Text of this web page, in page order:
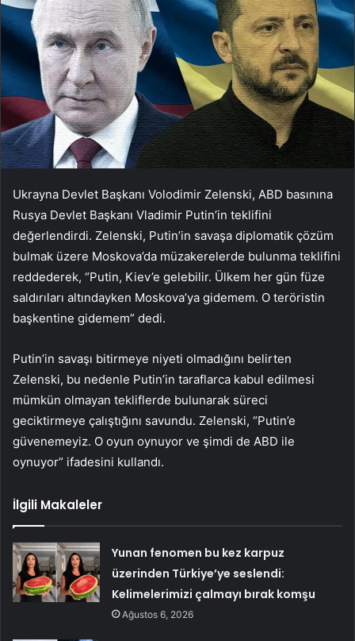
Ukrayna Devlet Başkanı Volodimir Zelenski, ABD basınına
Rusya Devlet Başkanı Vladimir Putin’in teklifini
değerlendirdi. Zelenski, Putin’in savaşa diplomatik çözüm
bulmak üzere Moskova’da müzakerelerde bulunma teklifini
reddederek, “Putin, Kiev’e gelebilir. Ülkem her gün füze
saldırıları altındayken Moskova’ya gidemem. O teröristin
başkentine gidemem” dedi.
Putin’in savaşı bitirmeye niyeti olmadığını belirten
Zelenski, bu nedenle Putin’in taraflarca kabul edilmesi
mümkün olmayan tekliflerde bulunarak süreci
geciktirmeye çalıştığını savundu. Zelenski, “Putin’e
güvenemeyiz. O oyun oynuyor ve şimdi de ABD ile
oynuyor” ifadesini kullandı.
İlgili Makaleler
Yunan fenomen bu kez karpuz
üzerinden Türkiye’ye seslendi:
Kelimelerimizi çalmayı bırak komşu
Ağustos 6, 2026